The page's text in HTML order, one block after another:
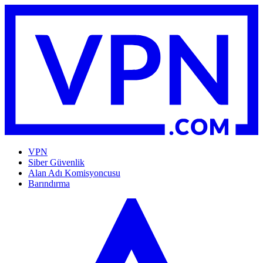
VPN
Siber Güvenlik
Alan Adı Komisyoncusu
Barındırma